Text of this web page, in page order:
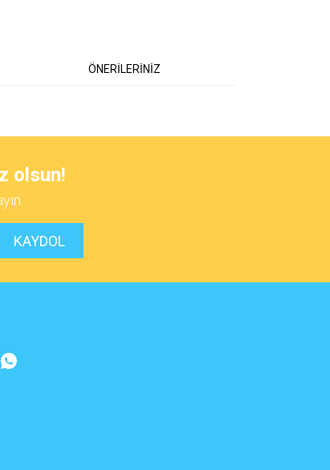
ÖNERİLERİNİZ
olsun!
KAYDOL